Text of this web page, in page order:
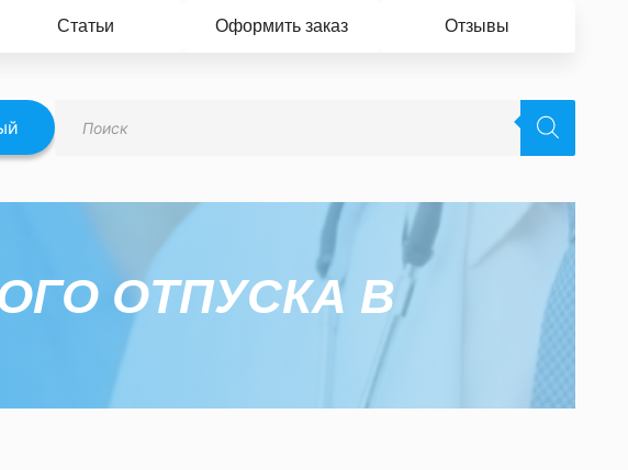
Статьи Оформить заказ Отзывы
товаров
ОТПУСКА В